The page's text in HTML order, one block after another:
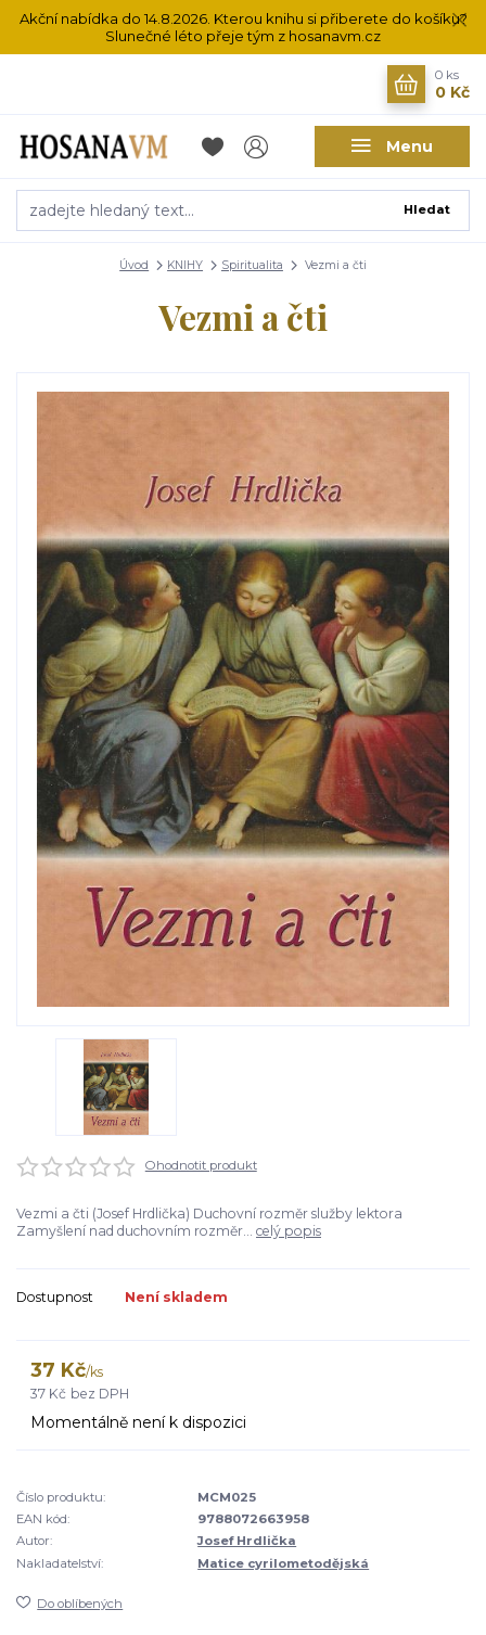
Akční nabídka do 14.8.2026. Kterou knihu si přiberete do košíku?
Slunečné léto přeje tým z hosanavm.cz
Menu
Hledat
0 ks
0 Kč
Úvod KNIHY Spiritualita Vezmi a čti
Vezmi a čti
Ohodnotit produkt
Vezmi a čti (Josef Hrdlička) Duchovní rozměr služby lektora
Zamyšlení nad duchovním rozměr... celý popis
Dostupnost Není skladem
37 Kč/ks
37 Kč bez DPH
Momentálně není k dispozici
Číslo produktu:
MCM025
EAN kód:
9788072663958
Autor:
Josef Hrdlička
Nakladatelství:
Matice cyrilometodějská
Do oblíbených